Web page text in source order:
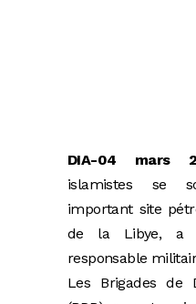
DIA-04 mars
islamistes se
important site
de la Libye, a
responsable
Les Brigades de